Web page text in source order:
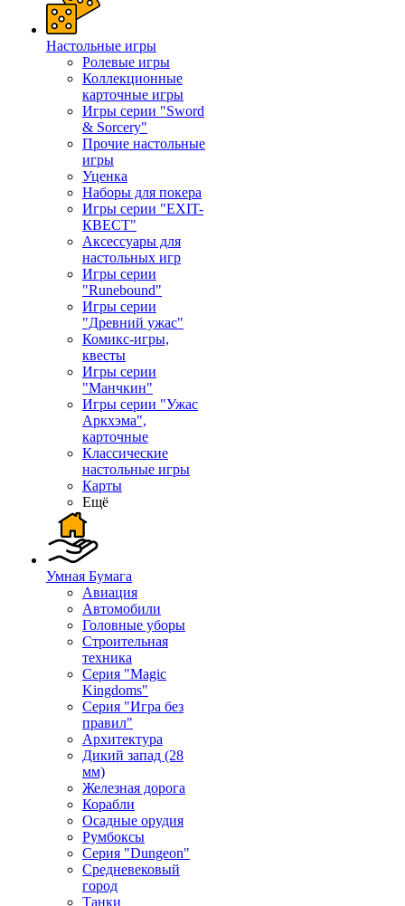
Настольные игры
Ролевые игры
Коллекционные
карточные игры
Игры серии "Sword
& Sorcery"
Прочие настольные
игры
Уценка
Наборы для покера
Игры серии "EXIT-
КВЕСТ"
Аксессуары для
настольных игр
Игры серии
"Runebound"
Игры серии
"Древний ужас"
Комикс-игры,
квесты
Игры серии
"Манчкин"
Игры серии "Ужас
Аркхэма",
карточные
Классические
настольные игры
Карты
Ещё
Умная Бумага
Авиация
Автомобили
Головные уборы
Строительная
техника
Серия "Magic
Kingdoms"
Серия "Игра без
правил"
Архитектура
Дикий запад (28
мм)
Железная дорога
Корабли
Осадные орудия
Румбоксы
Серия "Dungeon"
Средневековый
город
Танки